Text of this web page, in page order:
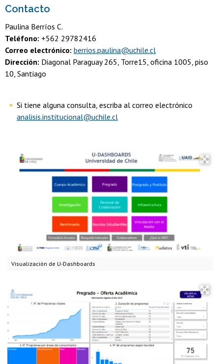
Visualización de U-Dashboards
Contacto
Paulina Berríos C.
Teléfono: +562 29782416
Correo electrónico: berrios.paulina@uchile.cl
Dirección: Diagonal Paraguay 265, Torre15, oficina 1005, piso
10, Santiago
Si tiene alguna consulta, escriba al correo electrónico
analisis.institucional@uchile.cl